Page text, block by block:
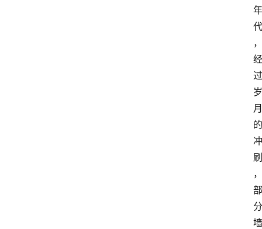
年
代
，
经
过
岁
月
的
冲
刷
，
部
分
墙